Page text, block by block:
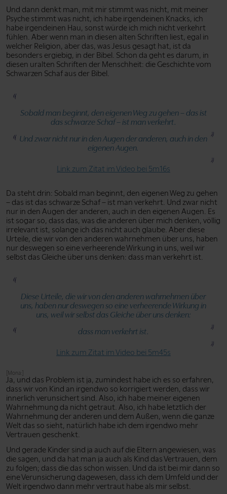
Und dann denkt man, mit mir stimmt was nicht, mit meiner
Psyche stimmt was nicht, ich habe irgendeinen Knacks, ich
habe irgendeinen Hau, sonst würde ich mich nicht verkehrt
fühlen. Aber wenn man in diesen alten Schriften liest, egal in
welcher Religion, aber das, was Jesus gesagt hat, ist da
besonders ergiebig, in der Bibel. Schon da geht es darum, in
diesen uralten Schriften der Menschheit: die Geschichte vom
Schwarzen Schaf aus der Bibel.
Sobald man beginnt, den eigenen Weg zu gehen – das ist
das schwarze Schaf – ist man verkehrt.
Und zwar nicht nur in den Augen der anderen, auch in den
eigenen Augen.
Link zum Zitat im Video bei 5m16s
Da steht drin: Sobald man beginnt, den eigenen Weg zu gehen
– das ist das schwarze Schaf – ist man verkehrt. Und zwar nicht
nur in den Augen der anderen, auch in den eigenen Augen. Es
ist sogar so, dass das, was die anderen über mich denken, völlig
irrelevant ist, solange ich das nicht auch glaube. Aber diese
Urteile, die wir von den anderen wahrnehmen über uns, haben
nur deswegen so eine verheerende Wirkung in uns, weil wir
selbst das Gleiche über uns denken: dass man verkehrt ist.
Diese Urteile, die wir von den anderen wahrnehmen über
uns, haben nur deswegen so eine verheerende Wirkung in
uns, weil wir selbst das Gleiche über uns denken:
dass man verkehrt ist.
Link zum Zitat im Video bei 5m45s
[Mona:]
Ja, und das Problem ist ja, zumindest habe ich es so erfahren,
dass wir von Kind an irgendwo so korrigiert werden, dass wir
innerlich verunsichert sind. Also, ich habe meiner eigenen
Wahrnehmung da nicht getraut. Also, ich habe letztlich der
Wahrnehmung der anderen und dem Außen, wenn die ganze
Welt das so sieht, natürlich habe ich dem irgendwo mehr
Vertrauen geschenkt.
Und gerade Kinder sind ja auch auf die Eltern angewiesen, was
die sagen, und da hat man ja auch als Kind das Vertrauen, dem
zu folgen; dass die das schon wissen. Und da ist bei mir dann so
eine Verunsicherung dagewesen, dass ich dem Umfeld und der
Welt irgendwo dann mehr vertraut habe als mir selbst.